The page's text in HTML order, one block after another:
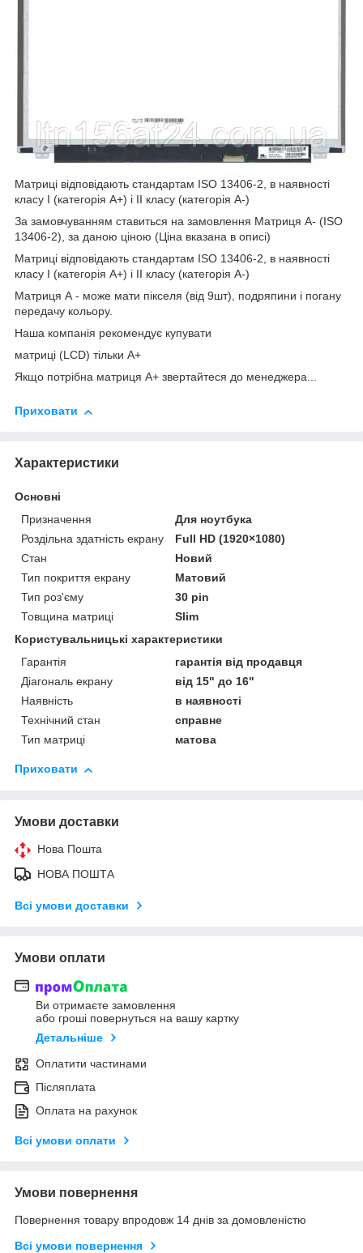
Матриці відповідають стандартам ISO 13406-2, в наявності
класу I (категорія А+) і II класу (категорія А-)
За замовчуванням ставиться на замовлення Матриця А- (ISO
13406-2), за даною ціною (Ціна вказана в описі)
Матриці відповідають стандартам ISO 13406-2, в наявності
класу I (категорія А+) і II класу (категорія А-)
Матриця А - може мати пікселя (від 9шт), подряпини і погану
передачу кольору.
Наша компанія рекомендує купувати
матриці (LCD) тільки А+
Якщо потрібна матриця А+ звертайтеся до менеджера...
Приховати
Характеристики
Основні
Призначення
Для ноутбука
Роздільна здатність екрану
Full HD (1920×1080)
Стан
Новий
Тип покриття екрану
Матовий
Тип роз'єму
30 pin
Товщина матриці
Slim
Користувальницькі характеристики
Гарантія
гарантія від продавця
Діагональ екрану
від 15" до 16"
Наявність
в наявності
Технічний стан
справне
Тип матриці
матова
Приховати
Умови доставки
Нова Пошта
НОВА ПОШТА
Всі умови доставки
Умови оплати
Ви отримаєте замовлення
або гроші повернуться на вашу картку
Детальніше
Оплатити частинами
Післяплата
Оплата на рахунок
Всі умови оплати
Умови повернення
Повернення товару впродовж 14 днів за домовленістю
Всі умови повернення